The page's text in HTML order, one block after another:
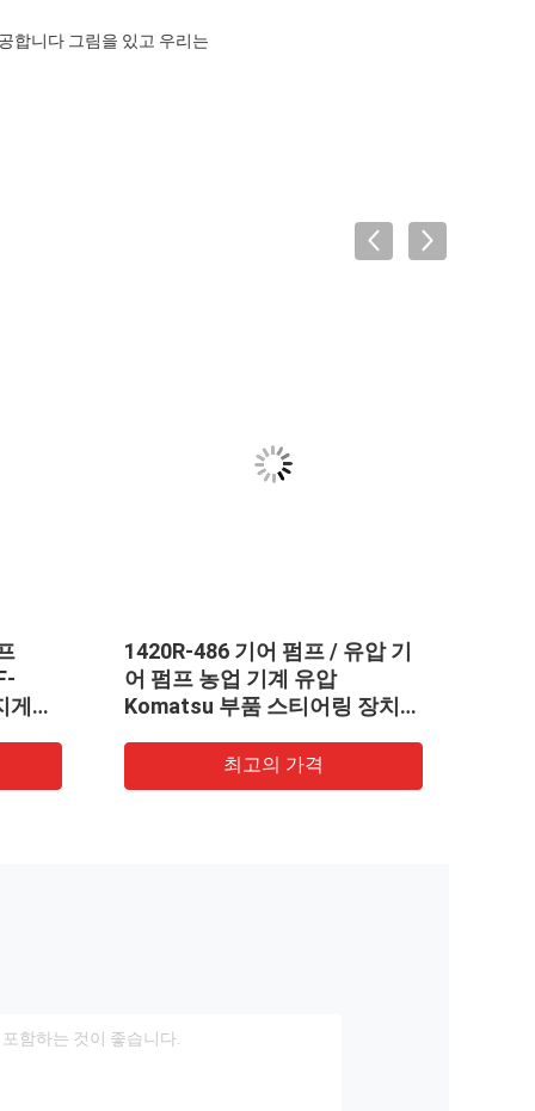
합니다 그림을 있고 우리는
게차
1420R-486 기어 펌프 / 유압 기
어 펌프 농업 기계 유압
Komatsu 부품 스티어링 장치
최고의 가격